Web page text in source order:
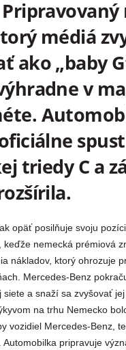
médiá
ako „baby
v
triedy C a
opäť posilňuje svoju
keďže nemecká prémiová
nákladov, ktorý ohrozuje
Mercedes-Benz
siete a snaží sa zvyšovať
na trhu Nemecko
vozidiel Mercedes-Benz,
Automobilka pripravuje